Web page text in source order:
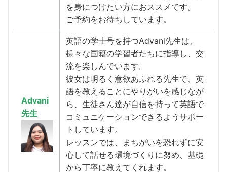
を身につけたい方におススメです。
ご予約をお待ちしています。
Advani
先生
英語の学士号を持つAdvani先生は、
様々な国籍の学習者たちに指導し、交
流を楽しんでいます。
彼女は明るく意欲あふれる先生で、英
語を教えることにやりがいを感じなが
ら、生徒さん達が自信を持って英語で
コミュニケーションできるようサポー
トしています。
レッスンでは、まちがいを恐れずに安
心して話せる環境づくりに努め、基礎
から丁寧に教えてくれます。